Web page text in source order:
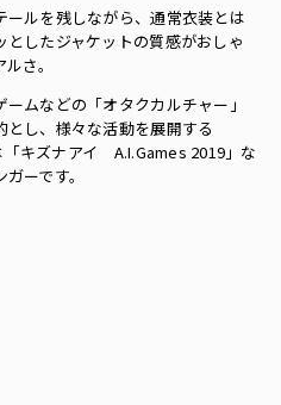
ルを残しながら、通常衣装とは
したジャケットの質感がおしゃ
さ。
ムなどの「オタクカルチャー」
し、様々な活動を展開する
キズナアイ A.I.Games 2019」な
ーです。